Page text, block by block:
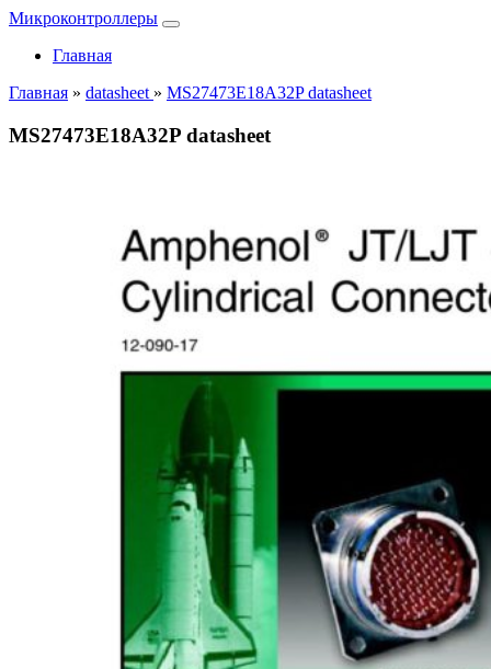
Микроконтроллеры
Главная
Главная » datasheet » MS27473E18A32P datasheet
MS27473E18A32P datasheet